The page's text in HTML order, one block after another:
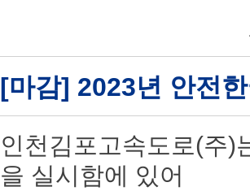
[마감] 2023년 안전
인천김포고속도로(주)
을 실시함에 있어